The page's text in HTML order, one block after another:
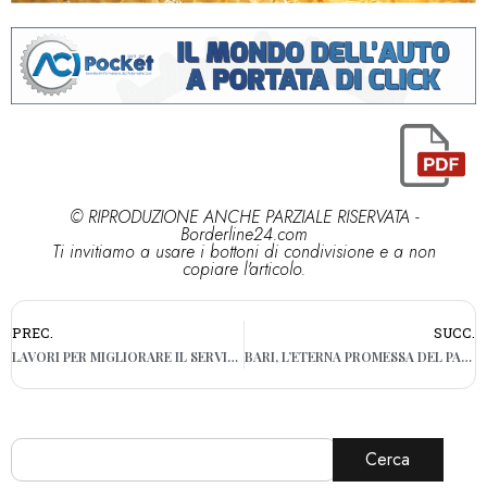
© RIPRODUZIONE ANCHE PARZIALE RISERVATA -
Borderline24.com
Ti invitiamo a usare i bottoni di condivisione e a non
copiare l'articolo.
PREC.
LAVORI PER MIGLIORARE IL SERVIZIO AQP. POSSIBILI DISAGI A CONVERSANO
SUCC.
BARI, L’ETERNA PROMESSA DEL PARCO DEL CASTELLO: DOPO 12 ANNI VINCE ANCORA LA SOSTA SELVAGGIA
Cerca